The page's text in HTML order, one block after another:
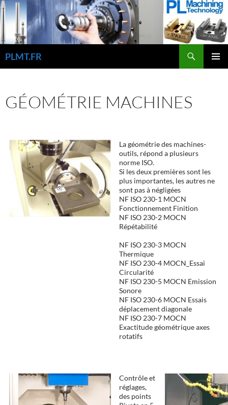
Aller
au
contenu
PLMT.FR
GÉOMÉTRIE MACHINES
La géométrie des machines-
outils, répond a plusieurs
norme ISO.
Si les deux premières sont les
plus importantes, les autres ne
sont pas à négligées
NF ISO 230-1 MOCN
Fonctionnement Finition
NF ISO 230-2 MOCN
Répétabilité
NF ISO 230-3 MOCN
Thermique
NF ISO 230-4 MOCN_Essai
Circularité
NF ISO 230-5 MOCN Emission
Sonore
NF ISO 230-6 MOCN Essais
déplacement diagonale
NF ISO 230-7 MOCN
Exactitude géométrique axes
rotatifs
Contrôle et
réglages,
des points